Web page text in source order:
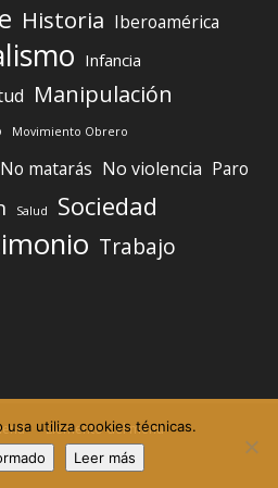
Historia Iberoamérica
Infancia
Manipulación
Movimiento Obrero
No matarás No violencia Paro
Salud Sociedad
Trabajo
Elemento del menú
©
usa utiliza cookies técnicas.
Leer más